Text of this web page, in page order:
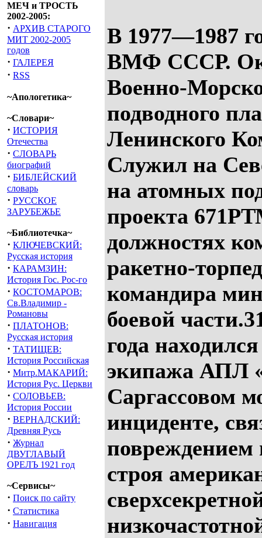
МЕЧ и ТРОСТЬ
2002-2005:
· АРХИВ СТАРОГО
МИТ 2002-2005
годов
· ГАЛЕРЕЯ
· RSS
~Апологетика~
~Словари~
· ИСТОРИЯ
Отечества
· СЛОВАРЬ
биографий
· БИБЛЕЙСКИЙ
словарь
· РУССКОЕ
ЗАРУБЕЖЬЕ
~Библиотечка~
· КЛЮЧЕВСКИЙ:
Русская история
· КАРАМЗИН:
История Гос. Рос-го
· КОСТОМАРОВ:
Св.Владимир -
Романовы
· ПЛАТОНОВ:
Русская история
· ТАТИЩЕВ:
История Российская
· Митр.МАКАРИЙ:
История Рус. Церкви
· СОЛОВЬЕВ:
История России
· ВЕРНАДСКИЙ:
Древняя Русь
· Журнал
ДВУГЛАВЫЙ
ОРЕЛЪ 1921 год
~Сервисы~
· Поиск по сайту
· Статистика
· Навигация
В 1977—1987
ВМФ СССР.
Военно-
подводного
Ленинского
Служил на
на атомных
проекта
должностях
ракетно-
командира
боевой
года
экипажа АПЛ
Саргассовом
инциденте,
строя